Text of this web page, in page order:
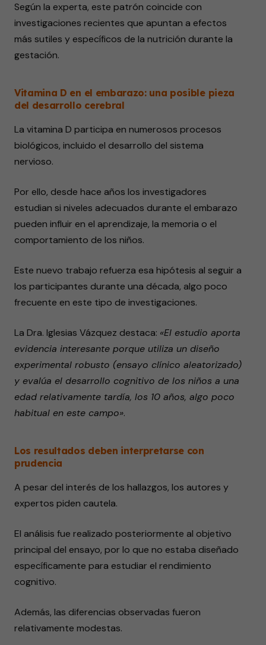
Según la experta, este patrón coincide con
investigaciones recientes que apuntan a efectos
más sutiles y específicos de la nutrición durante la
gestación.
Vitamina D en el embarazo: una posible pieza
del desarrollo cerebral
La vitamina D participa en numerosos procesos
biológicos, incluido el desarrollo del sistema
nervioso.
Por ello, desde hace años los investigadores
estudian si niveles adecuados durante el embarazo
pueden influir en el aprendizaje, la memoria o el
comportamiento de los niños.
Este nuevo trabajo refuerza esa hipótesis al seguir a
los participantes durante una década, algo poco
frecuente en este tipo de investigaciones.
La Dra. Iglesias Vázquez destaca: «El estudio aporta
evidencia interesante porque utiliza un diseño
experimental robusto (ensayo clínico aleatorizado)
y evalúa el desarrollo cognitivo de los niños a una
edad relativamente tardía, los 10 años, algo poco
habitual en este campo».
Los resultados deben interpretarse con
prudencia
A pesar del interés de los hallazgos, los autores y
expertos piden cautela.
El análisis fue realizado posteriormente al objetivo
principal del ensayo, por lo que no estaba diseñado
específicamente para estudiar el rendimiento
cognitivo.
Además, las diferencias observadas fueron
relativamente modestas.